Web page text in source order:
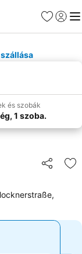
Kedvencek
és szobák
1 szoba.